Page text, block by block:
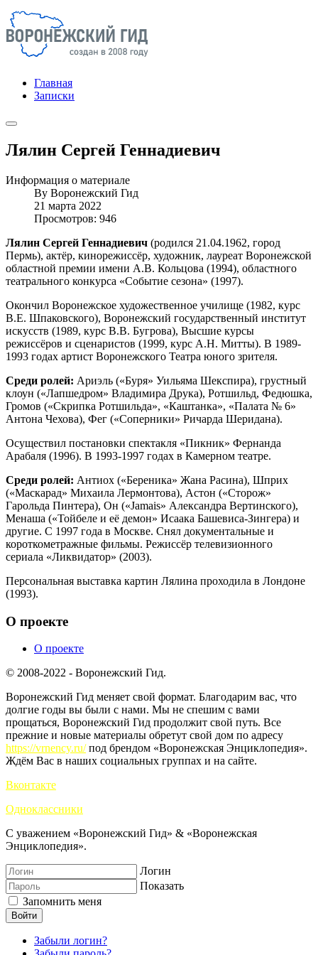
Главная
Записки
Лялин Сергей Геннадиевич
Информация о материале
By Воронежский Гид
21 марта 2022
Просмотров: 946
Лялин Сергей Геннадиевич (родился 21.04.1962, город
Пермь), актёр, кинорежиссёр, художник, лауреат Воронежской
областной премии имени А.В. Кольцова (1994), областного
театрального конкурса «Событие сезона» (1997).
Окончил Воронежское художественное училище (1982, курс
В.Е. Шпаковского), Воронежский государственный институт
искусств (1989, курс В.В. Бугрова), Высшие курсы
режиссёров и сценаристов (1999, курс А.Н. Митты). В 1989-
1993 годах артист Воронежского Театра юного зрителя.
Среди ролей: Ариэль («Буря» Уильяма Шекспира), грустный
клоун («Лапшедром» Владимира Друка), Ротшильд, Федюшка,
Громов («Скрипка Ротшильда», «Каштанка», «Палата № 6»
Антона Чехова), Фег («Соперники» Ричарда Шеридана).
Осуществил постановки спектакля «Пикник» Фернанда
Арабаля (1996). В 1993-1997 годах в Камерном театре.
Среди ролей: Антиох («Береника» Жана Расина), Шприх
(«Маскарад» Михаила Лермонтова), Астон («Сторож»
Гарольда Пинтера), Он («Jamais» Александра Вертинского),
Менаша («Тойбеле и её демон» Исаака Башевиса-Зингера) и
другие. С 1997 года в Москве. Снял документальные и
короткометражные фильмы. Режиссёр телевизионного
сериала «Ликвидатор» (2003).
Персональная выставка картин Лялина проходила в Лондоне
(1993).
О проекте
О проекте
© 2008-2022 - Воронежский Гид.
Воронежский Гид меняет свой формат. Благодарим вас, что
долгие годы вы были с нами. Мы не спешим с вами
прощаться, Воронежский Гид продолжит свой путь. Все
прежние и новые материалы обретут свой дом по адресу
https://vrnency.ru/под брендом «Воронежская Энциклопедия».
Ждём Вас в наших социальных группах и на сайте.
Вконтакте
Одноклассники
С уважением «Воронежский Гид» & «Воронежская
Энциклопедия».
Логин
Показать
Запомнить меня
Войти
Забыли логин?